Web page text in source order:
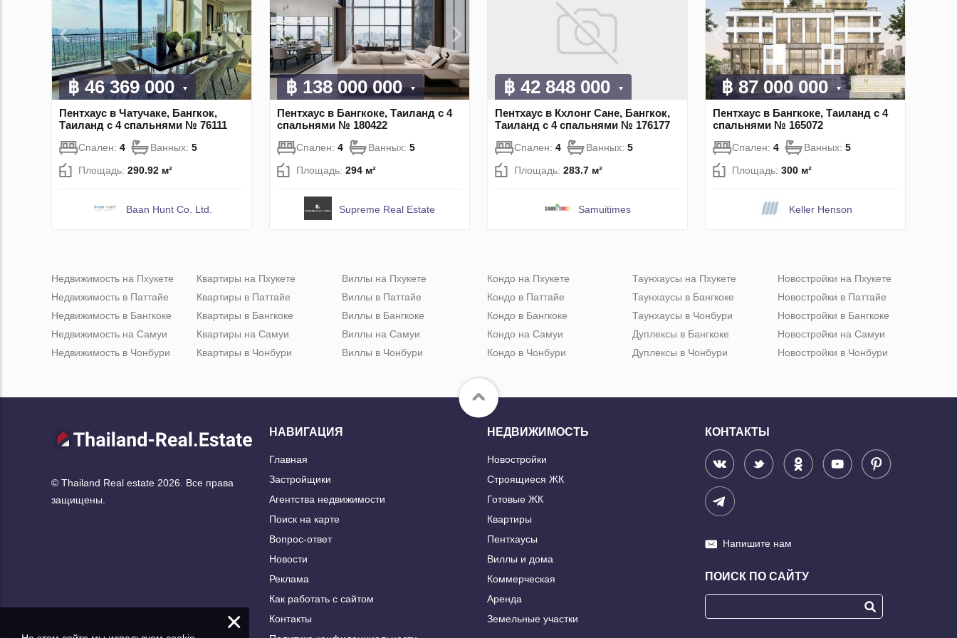
฿ 46 369 000
Пентхаус в Чатучаке, Бангкок,
Таиланд с 4 спальнями № 76111
Спален: 4 Ванных: 5
Площадь: 290.92 м²
Baan Hunt Co. Ltd.
฿ 138 000 000
Пентхаус в Бангкоке, Таиланд с 4
спальнями № 180422
Спален: 4 Ванных: 5
Площадь: 294 м²
Supreme Real Estate
฿ 42 848 000
Пентхаус в Кхлонг Сане, Бангкок,
Таиланд с 4 спальнями № 176177
Спален: 4 Ванных: 5
Площадь: 283.7 м²
Samuitimes
฿ 87 000 000
Пентхаус в Бангкоке, Таиланд с 4
спальнями № 165072
Спален: 4 Ванных: 5
Площадь: 300 м²
Keller Henson
Недвижимость на Пхукете
Недвижимость в Паттайе
Недвижимость в Бангкоке
Недвижимость на Самуи
Недвижимость в Чонбури
Квартиры на Пхукете
Квартиры в Паттайе
Квартиры в Бангкоке
Квартиры на Самуи
Квартиры в Чонбури
Виллы на Пхукете
Виллы в Паттайе
Виллы в Бангкоке
Виллы на Самуи
Виллы в Чонбури
Кондо на Пхукете
Кондо в Паттайе
Кондо в Бангкоке
Кондо на Самуи
Кондо в Чонбури
Таунхаусы на Пхукете
Таунхаусы в Бангкоке
Таунхаусы в Чонбури
Дуплексы в Бангкоке
Дуплексы в Чонбури
Новостройки на Пхукете
Новостройки в Паттайе
Новостройки в Бангкоке
Новостройки на Самуи
Новостройки в Чонбури
© Thailand Real estate 2026. Все права
защищены.
НАВИГАЦИЯ
Главная
Застройщики
Агентства недвижимости
Поиск на карте
Вопрос-ответ
Новости
Реклама
Как работать с сайтом
Контакты
НЕДВИЖИМОСТЬ
Новостройки
Строящиеся ЖК
Готовые ЖК
Квартиры
Пентхаусы
Виллы и дома
Коммерческая
Аренда
Земельные участки
КОНТАКТЫ
Напишите нам
ПОИСК ПО САЙТУ
×